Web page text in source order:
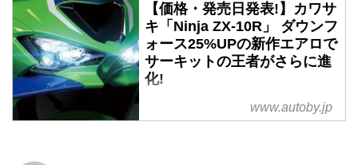
【価格・発売日発表!】カワサ
キ「Ninja ZX-10R」 ダウンフ
ォース25%UPの新作エアロで
サーキットの王者がさらに進
化!
2026年6月1日、欧州で先行発売
されていたカワサキのフラッグシ
www.autoby.jp